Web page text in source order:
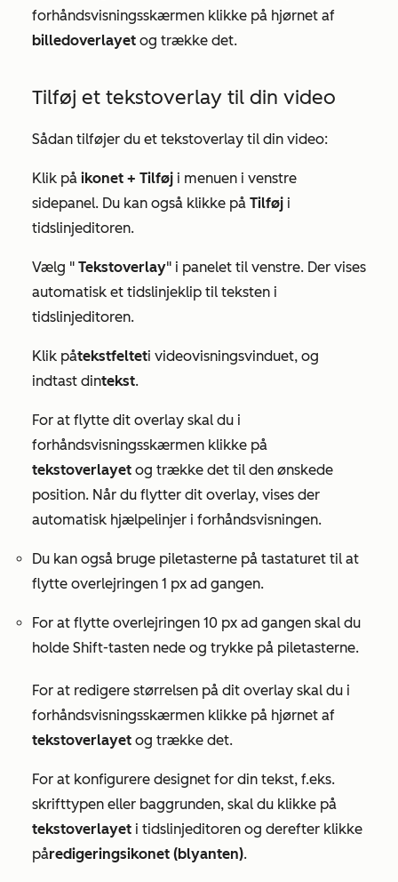
forhåndsvisningsskærmen klikke på hjørnet af
billedoverlayet og trække det.
Tilføj et tekstoverlay til din video
Sådan tilføjer du et tekstoverlay til din video:
Klik på ikonet + Tilføj i menuen i venstre
sidepanel. Du kan også klikke på Tilføj i
tidslinjeditoren.
Vælg " Tekstoverlay" i panelet til venstre. Der vises
automatisk et tidslinjeklip til teksten i
tidslinjeditoren.
Klik påtekstfelteti videovisningsvinduet, og
indtast dintekst.
For at flytte dit overlay skal du i
forhåndsvisningsskærmen klikke på
tekstoverlayet og trække det til den ønskede
position. Når du flytter dit overlay, vises der
automatisk hjælpelinjer i forhåndsvisningen.
Du kan også bruge piletasterne på tastaturet til at
flytte overlejringen 1 px ad gangen.
For at flytte overlejringen 10 px ad gangen skal du
holde Shift-tasten nede og trykke på piletasterne.
For at redigere størrelsen på dit overlay skal du i
forhåndsvisningsskærmen klikke på hjørnet af
tekstoverlayet og trække det.
For at konfigurere designet for din tekst, f.eks.
skrifttypen eller baggrunden, skal du klikke på
tekstoverlayet i tidslinjeditoren og derefter klikke
påredigeringsikonet (blyanten).